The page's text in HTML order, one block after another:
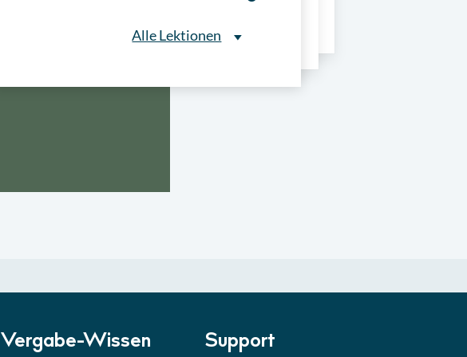
Alle Lektionen
Alle Lektionen
Lektion 5 Eignung im Vergabeverfahren► 3:18 Min
Lektion 6 Abgabe von Angeboten Lektion
Vergabe-Wissen Support